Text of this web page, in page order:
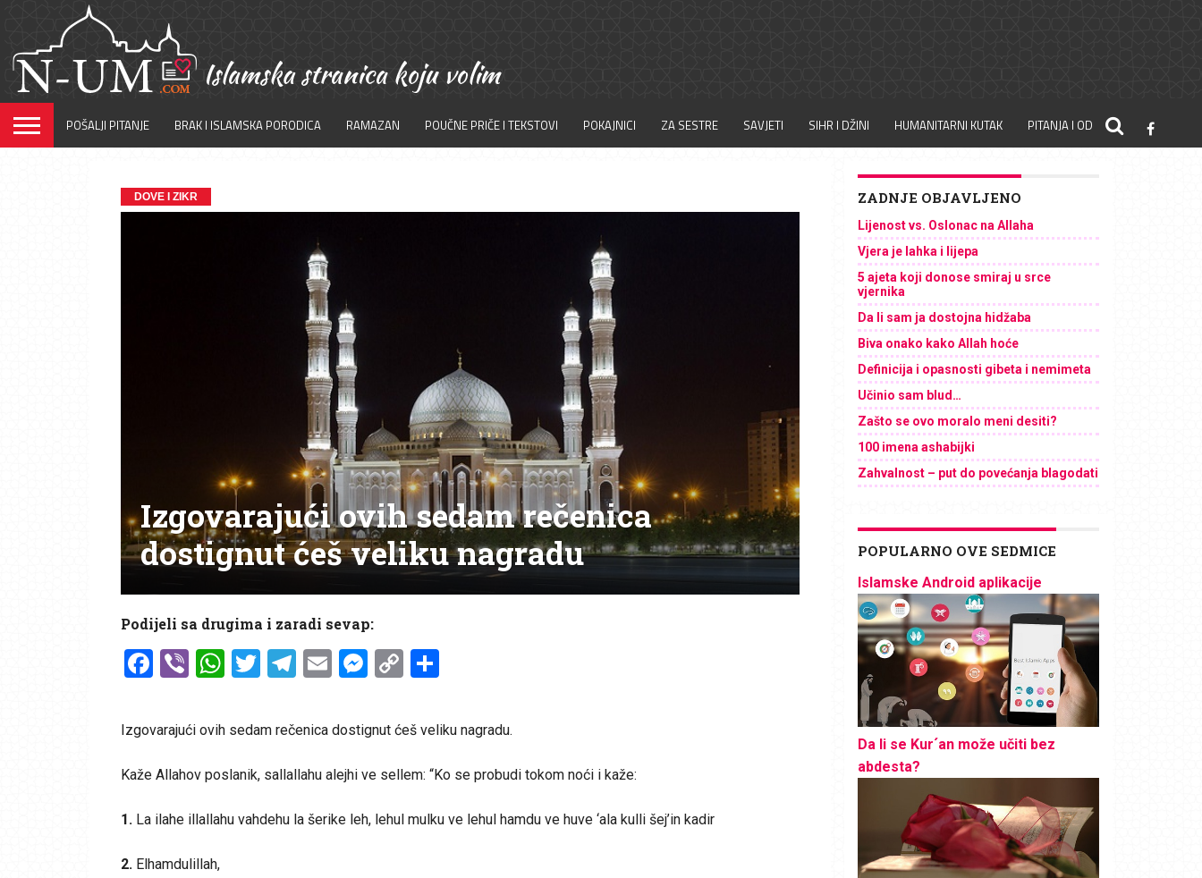
POŠALJI PITANJE BRAK I ISLAMSKA PORODICA RAMAZAN POUČNE PRIČE I TEKSTOVI POKAJNICI ZA SESTRE SAVJETI SIHR I DŽINI HUMANITARNI KUTAK PITANJA I ODGOVORI
DOVE I ZIKR
Izgovarajući ovih sedam rečenica
dostignut ćeš veliku nagradu
Podijeli sa drugima i zaradi sevap:
Facebook
ViberWhatsApp
Twitter
Telegram
EmailMessenger
CopyShare
Izgovarajući ovih sedam rečenica dostignut ćeš veliku nagradu.
Kaže Allahov poslanik, sallallahu alejhi ve sellem: “Ko se probudi tokom noći i kaže:
1.La ilahe illallahu vahdehu la šerike leh, lehul mulku ve lehul hamdu ve huve ‘ala kulli šej’in kadir
2.Elhamdulillah,
ZADNJE OBJAVLJENO
Lijenost vs. Oslonac na Allaha
Vjera je lahka i lijepa
5 ajeta koji donose smiraj u srce
vjernika
Da li sam ja dostojna hidžaba
Biva onako kako Allah hoće
Definicija i opasnosti gibeta i nemimeta
Učinio sam blud…
Zašto se ovo moralo meni desiti?
100 imena ashabijki
Zahvalnost – put do povećanja blagodati
POPULARNO OVE SEDMICE
Islamske Android aplikacije
Da li se Kur´an može učiti bez
abdesta?